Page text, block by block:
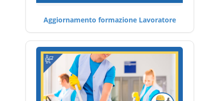
Aggiornamento formazione Lavoratore